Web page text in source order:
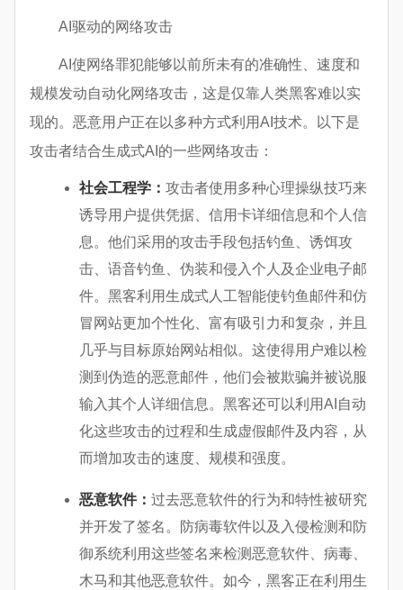
AI驱动的网络攻击
AI使网络罪犯能够以前所未有的准确性、速度和
规模发动自动化网络攻击，这是仅靠人类黑客难以实
现的。恶意用户正在以多种方式利用AI技术。以下是
攻击者结合生成式AI的一些网络攻击：
社会工程学： 攻击者使用多种心理操纵技巧来
诱导用户提供凭据、信用卡详细信息和个人信
息。他们采用的攻击手段包括钓鱼、诱饵攻
击、语音钓鱼、伪装和侵入个人及企业电子邮
件。黑客利用生成式人工智能使钓鱼邮件和仿
冒网站更加个性化、富有吸引力和复杂，并且
几乎与目标原始网站相似。这使得用户难以检
测到伪造的恶意邮件，他们会被欺骗并被说服
输入其个人详细信息。黑客还可以利用AI自动
化这些攻击的过程和生成虚假邮件及内容，从
而增加攻击的速度、规模和强度。
恶意软件： 过去恶意软件的行为和特性被研究
并开发了签名。防病毒软件以及入侵检测和防
御系统利用这些签名来检测恶意软件、病毒、
木马和其他恶意软件。如今，黑客正在利用生